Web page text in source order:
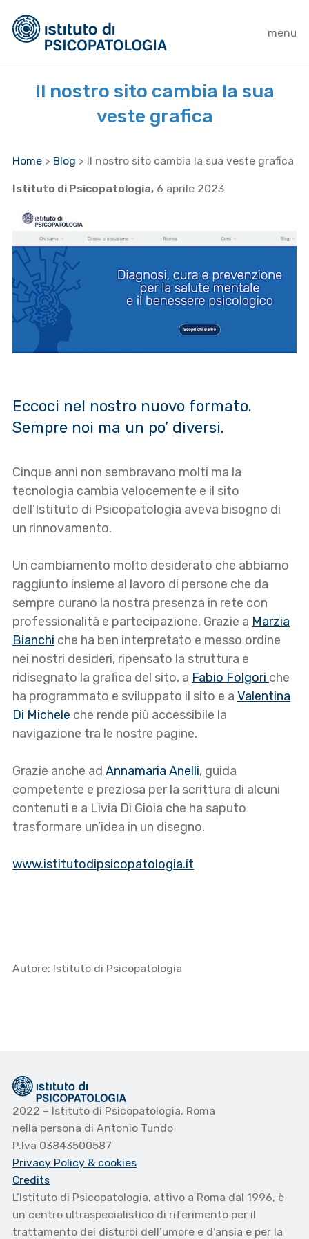
menu
Il nostro sito cambia la sua
veste grafica
Home > Blog > Il nostro sito cambia la sua veste grafica
Istituto di Psicopatologia, 6 aprile 2023
Eccoci nel nostro nuovo formato.
Sempre noi ma un po’ diversi.
Cinque anni non sembravano molti ma la
tecnologia cambia velocemente e il sito
dell’Istituto di Psicopatologia aveva bisogno di
un rinnovamento.
Un cambiamento molto desiderato che abbiamo
raggiunto insieme al lavoro di persone che da
sempre curano la nostra presenza in rete con
professionalità e partecipazione. Grazie a Marzia
Bianchi che ha ben interpretato e messo ordine
nei nostri desideri, ripensato la struttura e
ridisegnato la grafica del sito, a Fabio Folgori che
ha programmato e sviluppato il sito e a Valentina
Di Michele che rende più accessibile la
navigazione tra le nostre pagine.
Grazie anche ad Annamaria Anelli, guida
competente e preziosa per la scrittura di alcuni
contenuti e a Livia Di Gioia che ha saputo
trasformare un’idea in un disegno.
www.istitutodipsicopatologia.it
Autore: Istituto di Psicopatologia
2022 – Istituto di Psicopatologia, Roma
nella persona di Antonio Tundo
P.Iva 03843500587
Privacy Policy & cookies
Credits
L’Istituto di Psicopatologia, attivo a Roma dal 1996, è
un centro ultraspecialistico di riferimento per il
trattamento dei disturbi dell’umore e d’ansia e per la